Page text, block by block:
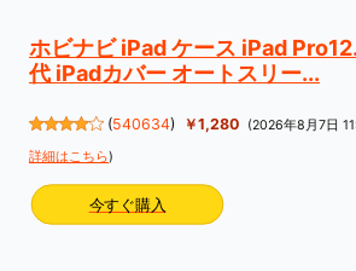
ホビナビ iPad ケース iPad
代 iPadカバー オートスリー...
(540634) ￥1,280
(2026年8月7日
詳細はこちら)
今すぐ購入